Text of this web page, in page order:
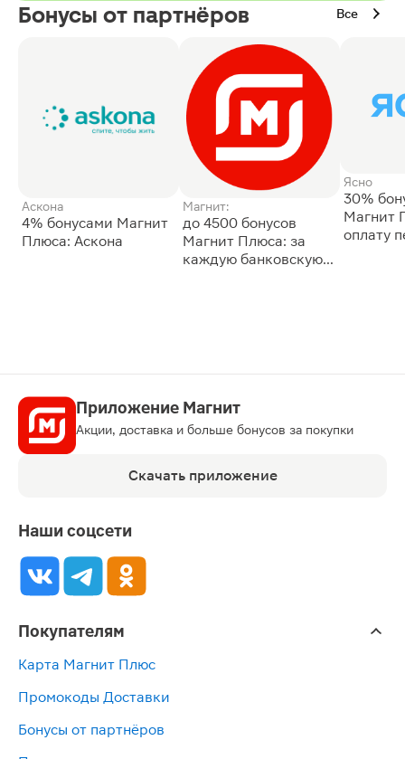
Бонусы от партнёров Все
Аскона
4% бонусами Магнит
Плюса: Аскона
Магнит:
до 4500 бонусов
Магнит Плюса: за
каждую банковскую
Ясно
30%
Магнит
оплату
Приложение Магнит
Акции, доставка и больше бонусов за покупки
Скачать приложение
Наши соцсети
Покупателям
Карта Магнит Плюс
Промокоды Доставки
Бонусы от партнёров